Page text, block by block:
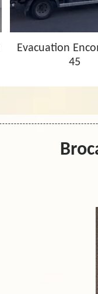
Evacuation
45